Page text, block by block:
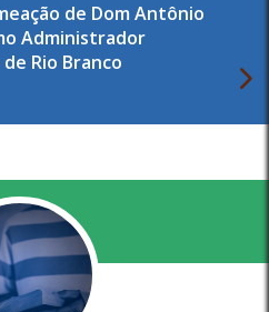
de Dom Antônio
Administrador
Rio Branco